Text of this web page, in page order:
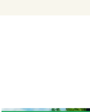
員もアロハシャツを着